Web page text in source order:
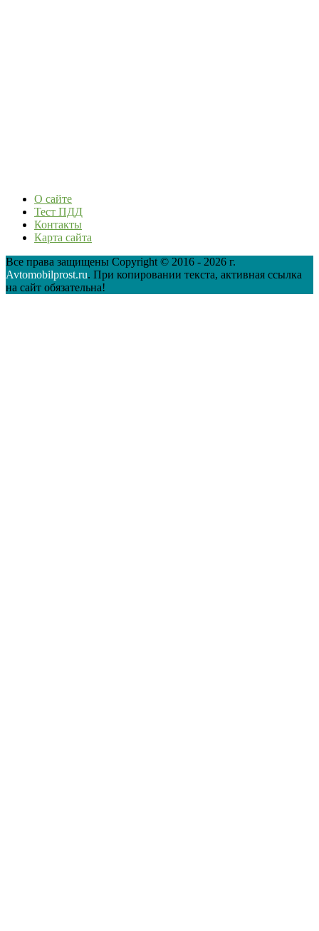
О сайте
Тест ПДД
Контакты
Карта сайта
Все права защищены Copyright © 2016 - 2026 г.
Avtomobilprost.ru. При копировании текста, активная ссылка
на сайт обязательна!